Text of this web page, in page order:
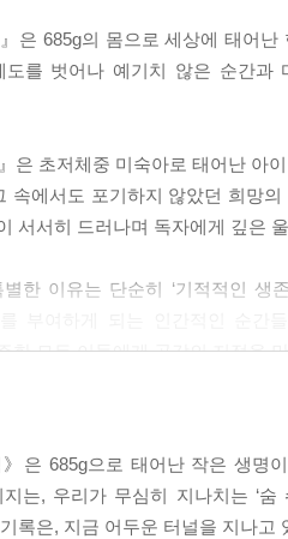
다리고 있던 그들 부부는 서희를
준히 성장하고 있었다. 닥터 봄가
또 다른 싸움」 중에서
검사 결과가 나왔다. 결과는 정
신단다.” 나는 그렇게 서희에게
짖는 서희를 바라보는 일은 너무나
한 병, 가와사키병」 중에서
수술실 앞에 도착한 서희는 마취
』은 685g의 몸으로 세상에 태어
도를 벗어나 예기치 않은 순간과
』은 초저체중 미숙아로 태어난
속에서도 포기하지 않았던 희망
서서히 드러나며 독자에게 깊은
한 이유는 단순히 ‘기적적인
한 모든 이들에게 공감의 지점을
은 생명의 탄생과 성장에 대한
》은 685g으로 태어난 작은 생명
는, 우리가 무심히 지나치는 ‘
록은, 지금 어두운 터널을 지나고